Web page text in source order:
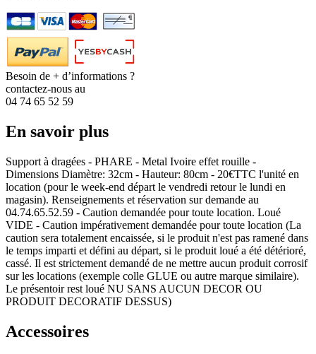
Besoin de + d’informations ?
contactez-nous au
04 74 65 52 59
En savoir plus
Support à dragées - PHARE - Metal Ivoire effet rouille -
Dimensions Diamètre: 32cm - Hauteur: 80cm - 20€TTC l'unité en
location (pour le week-end départ le vendredi retour le lundi en
magasin). Renseignements et réservation sur demande au
04.74.65.52.59 - Caution demandée pour toute location. Loué
VIDE - Caution impérativement demandée pour toute location (La
caution sera totalement encaissée, si le produit n'est pas ramené dans
le temps imparti et défini au départ, si le produit loué a été détérioré,
cassé. Il est strictement demandé de ne mettre aucun produit corrosif
sur les locations (exemple colle GLUE ou autre marque similaire).
Le présentoir rest loué NU SANS AUCUN DECOR OU
PRODUIT DECORATIF DESSUS)
Accessoires